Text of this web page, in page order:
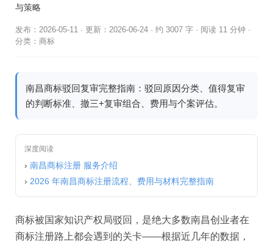
与策略
发布：2026-05-11 · 更新：2026-06-24 · 约 3007 字 · 阅读 11 分钟 ·
分类： 商标
南昌商标驳回复审完整指南：驳回原因分类、值得复审
的判断标准、撤三+复审组合、费用与个案评估。
深度阅读
› 南昌商标注册 服务介绍
› 2026 年南昌商标注册流程、费用与材料完整指南
商标被国家知识产权局驳回，是绝大多数南昌创业者在
商标注册路上都会遇到的关卡——根据近几年的数据，